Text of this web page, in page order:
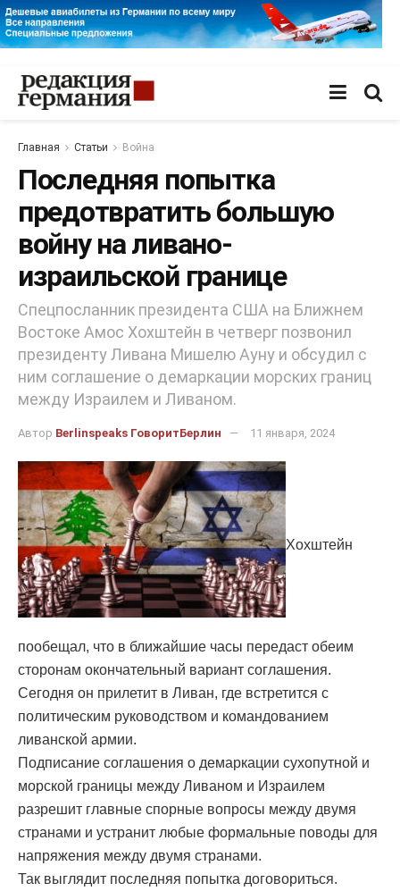
Главная Статьи Война
Последняя попытка
предотвратить большую
войну на ливано-
израильской границе
Спецпосланник президента США на Ближнем
Востоке Амос Хохштейн в четверг позвонил
президенту Ливана Мишелю Ауну и обсудил с
ним соглашение о демаркации морских границ
между Израилем и Ливаном.
Автор Berlinspeaks ГоворитБерлин 11 января, 2024
Хохштейн
пообещал, что в ближайшие часы передаст обеим
сторонам окончательный вариант соглашения.
Сегодня он прилетит в Ливан, где встретится с
политическим руководством и командованием
ливанской армии.
Подписание соглашения о демаркации сухопутной и
морской границы между Ливаном и Израилем
разрешит главные спорные вопросы между двумя
странами и устранит любые формальные поводы для
напряжения между двумя странами.
Так выглядит последняя попытка договориться.